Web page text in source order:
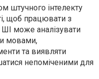
штучного інтелекту
щоб працювати з
ШІ може аналізувати
мовами,
та виявляти
непоміченими для